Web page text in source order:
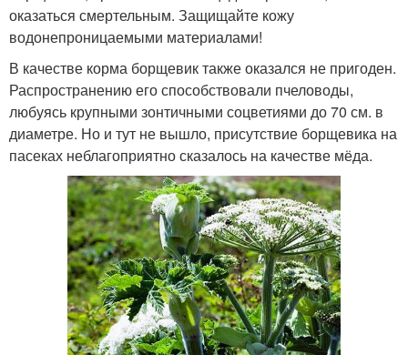
оказаться смертельным. Защищайте кожу
водонепроницаемыми материалами!
В качестве корма борщевик также оказался не пригоден.
Распространению его способствовали пчеловоды,
любуясь крупными зонтичными соцветиями до 70 см. в
диаметре. Но и тут не вышло, присутствие борщевика на
пасеках неблагоприятно сказалось на качестве мёда.